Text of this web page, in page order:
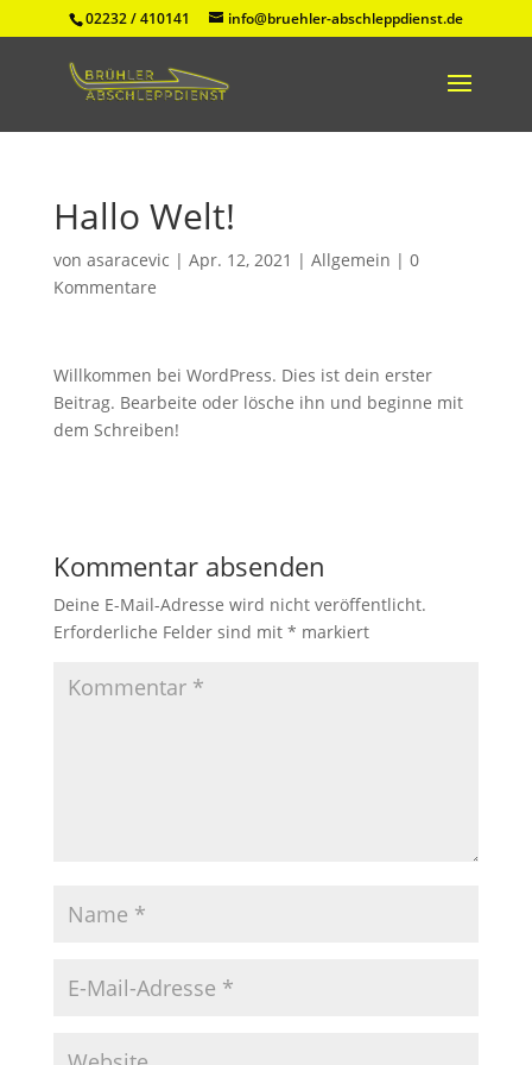
02232 / 410141 info@bruehler-abschleppdienst.de
Hallo Welt!
von asaracevic | Apr. 12, 2021 | Allgemein | 0
Kommentare
Willkommen bei WordPress. Dies ist dein erster
Beitrag. Bearbeite oder lösche ihn und beginne mit
dem Schreiben!
Kommentar absenden
Deine E-Mail-Adresse wird nicht veröffentlicht.
Erforderliche Felder sind mit * markiert